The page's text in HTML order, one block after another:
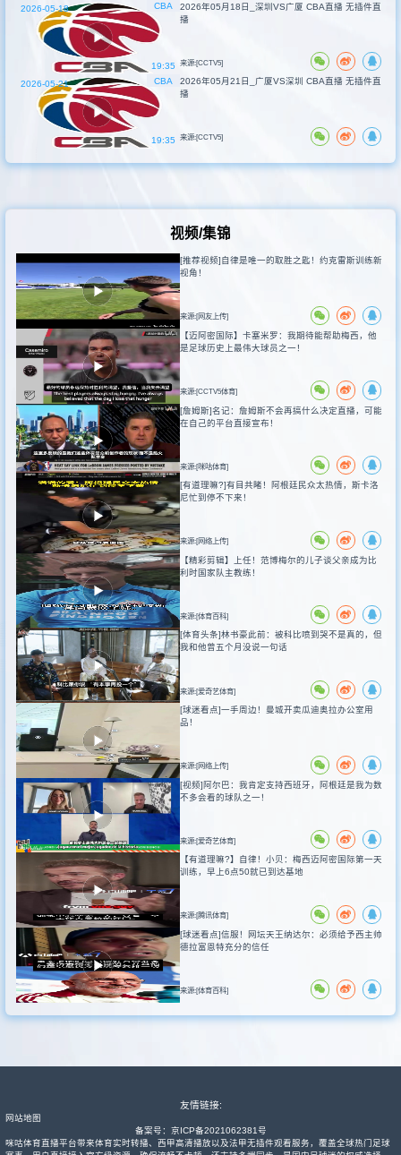
CBA
19:35
2026-05-18
2026年05月18日_深圳VS广厦 CBA直播 无插件直
播
来源:[CCTV5]
CBA
19:35
2026-05-21
2026年05月21日_广厦VS深圳 CBA直播 无插件直
播
来源:[CCTV5]
视频/集锦
[推荐视频]自律是唯一的取胜之匙！约克雷斯训练新
视角！
来源:[网友上传]
【迈阿密国际】卡塞米罗：我期待能帮助梅西，他
是足球历史上最伟大球员之一！
来源:[CCTV5体育]
[詹姆斯]名记：詹姆斯不会再搞什么决定直播，可能
在自己的平台直接宣布！
来源:[咪咕体育]
[有道理嘛?]有目共睹！阿根廷民众太热情，斯卡洛
尼忙到停不下来！
来源:[网络上传]
【精彩剪辑】上任！范博梅尔的儿子谈父亲成为比
利时国家队主教练！
来源:[体育百科]
[体育头条]林书豪此前：被科比喷到哭不是真的，但
我和他曾五个月没说一句话
来源:[爱奇艺体育]
[球迷看点]一手周边！曼城开卖瓜迪奥拉办公室用
品！
来源:[网络上传]
[视频]阿尔巴：我肯定支持西班牙，阿根廷是我为数
不多会看的球队之一！
来源:[爱奇艺体育]
【有道理嘛?】自律！小贝：梅西迈阿密国际第一天
训练，早上6点50就已到达基地
来源:[腾讯体育]
[球迷看点]信服！网坛天王纳达尔：必须给予西主帅
德拉富恩特充分的信任
来源:[体育百科]
友情链接:
网站地图
备案号： 京ICP备2021062381号
咪咕体育直播平台带来体育实时转播、西甲高清播放以及法甲无插件观看服务，覆盖全球热门足球